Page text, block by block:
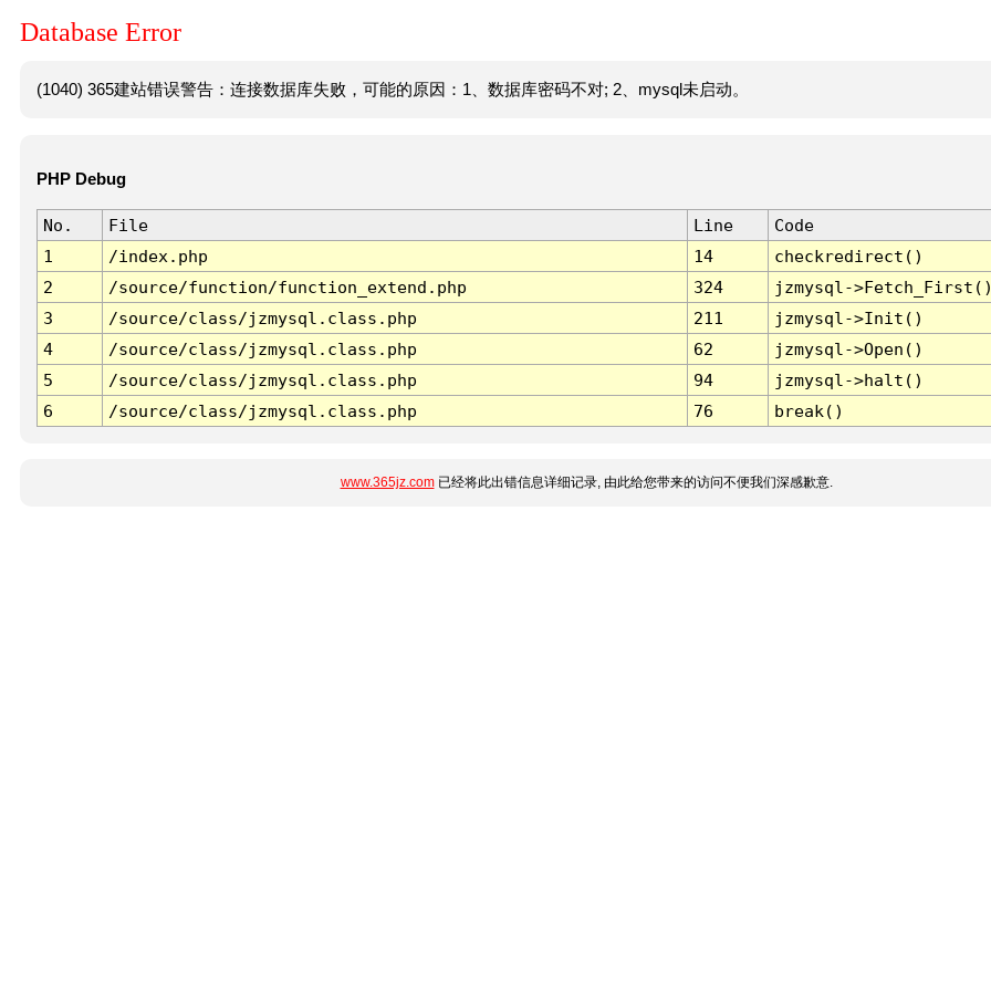
Database Error
(1040) 365建站错误警告：连接数据库失败，可能的原因：1、数据库密码不对; 2、mysql未启动。
PHP Debug
No. File Line
Code
1
/index.php 14
checkredirect()
2
/source/function/function_extend.php 324
jzmysql-
3
/source/class/jzmysql.class.php 211
jzmysql->Init()
4
/source/class/jzmysql.class.php 62
jzmysql->Open()
5
/source/class/jzmysql.class.php 94
jzmysql->halt()
6
/source/class/jzmysql.class.php 76 break()
www.365jz.com已经将此出错信息详细记录, 由此给您带来的访问不便我们深感歉意.